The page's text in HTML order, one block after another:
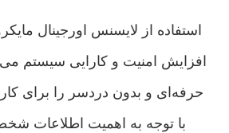
استفاده از لایسنس اورجینال
افزایش امنیت و کارایی سیستم
حرفه‌ای و بدون دردسر را برای
با توجه به اهمیت اطلاعات